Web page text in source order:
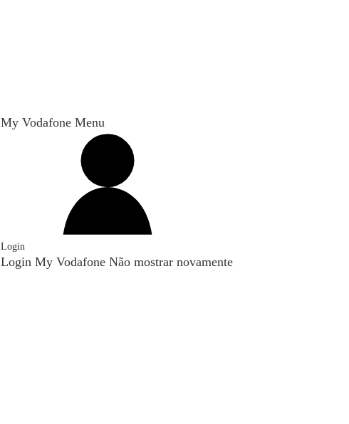
My Vodafone Menu
Login
Login My Vodafone Não mostrar novamente